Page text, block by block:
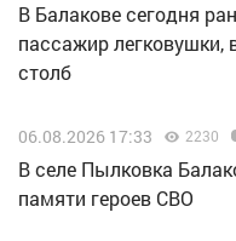
В Балакове сегодня
пассажир легковушки,
столб
06.08.2026 17:33 2230
В селе Пылковка
памяти героев СВО